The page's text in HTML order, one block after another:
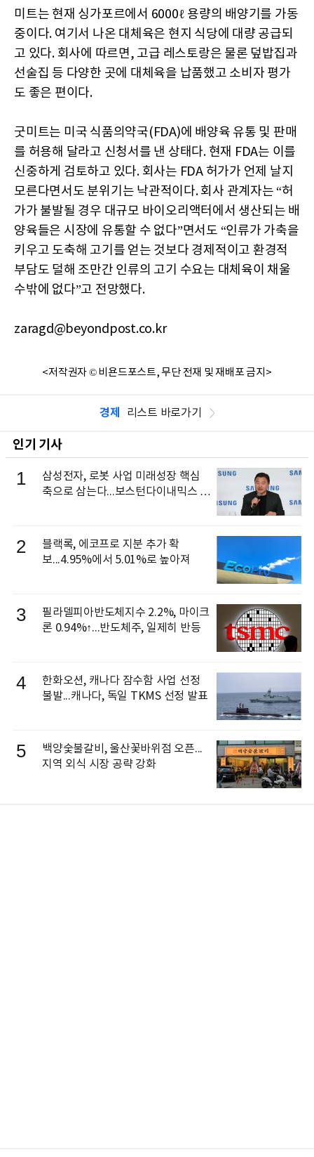
미트는 현재 싱가포르에서 6000ℓ 용량의 배양기를 가동
중이다. 여기서 나온 대체육은 현지 식당에 대량 공급되
고 있다. 회사에 따르면, 고급 레스토랑은 물론 덮밥집과
선술집 등 다양한 곳에 대체육을 납품했고 소비자 평가
도 좋은 편이다.
굿미트는 미국 식품의약국(FDA)에 배양육 유통 및 판매
를 허용해 달라고 신청서를 낸 상태다. 현재 FDA는 이를
신중하게 검토하고 있다. 회사는 FDA 허가가 언제 날지
모른다면서도 분위기는 낙관적이다. 회사 관계자는 “허
가가 불발될 경우 대규모 바이오리액터에서 생산되는 배
양육들은 시장에 유통할 수 없다”면서도 “인류가 가축을
키우고 도축해 고기를 얻는 것보다 경제적이고 환경적
부담도 덜해 조만간 인류의 고기 수요는 대체육이 채울
수밖에 없다”고 전망했다.
zaragd@beyondpost.co.kr
<저작권자 © 비욘드포스트, 무단 전재 및 재배포 금지>
경제 리스트 바로가기
인기 기사
1
삼성전자, 로봇 사업 미래성장 핵심
축으로 삼는다...보스턴다이내믹스 출
2
블랙록, 에코프로 지분 추가 확
보...4.95%에서 5.01%로 높아져
3
필라델피아반도체지수 2.2%, 마이크
론 0.94%↑...반도체주, 일제히 반등
4
한화오션, 캐나다 잠수함 사업 선정
불발...캐나다, 독일 TKMS 선정 발표
5
백양숯불갈비, 울산꽃바위점 오픈...
지역 외식 시장 공략 강화